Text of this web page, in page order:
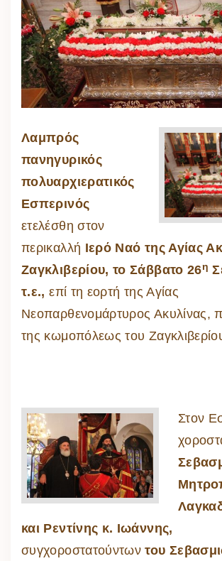
Λαμπρός
πανηγυρικός
πολυαρχιερατικός
Εσπερινός
ετελέσθη στον
περικαλλή Ιερό Ναό της Αγίας
Ζαγκλιβερίου, το Σάββατο 26η
τ.ε., επί τη εορτή της Αγίας
Νεοπαρθενομάρτυρος Ακυλίνας,
της κωμοπόλεως του
Στον
και Ρεντίνης κ. Ιωάννης,
συγχοροστατούντωντου